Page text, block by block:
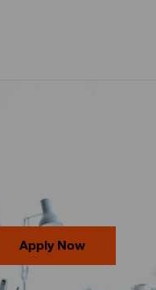
Apply Now